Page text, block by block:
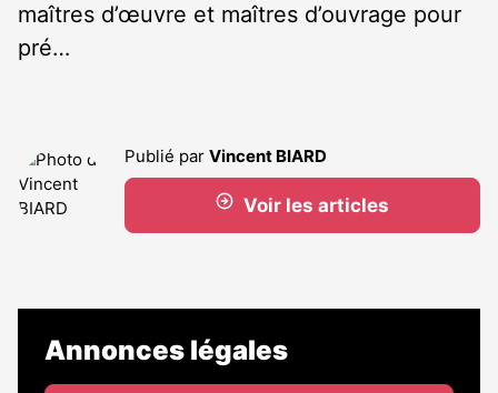
maîtres d’œuvre et maîtres d’ouvrage pour
pré…
Publié par Vincent BIARD
Voir les articles
Annonces légales